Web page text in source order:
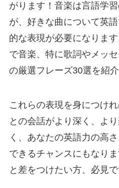
がります！音楽は言語学
が、好きな曲について英
的な表現が必要になりま
で音楽、特に歌詞やメッ
の厳選フレーズ30選を紹介
これらの表現を身につけ
との会話がより深く、よ
く、あなたの英語力の高
できるチャンスにもなり
と差をつけたい方、必見で